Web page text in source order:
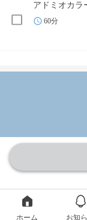
アドミオカラ
60分
ホーム お知